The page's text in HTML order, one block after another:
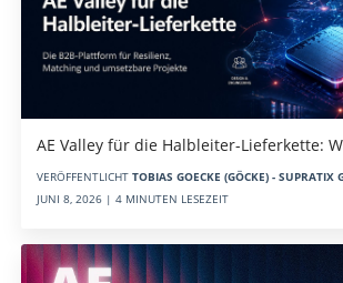
AE Valley für die Halbleiter-Lieferkette:
VERÖFFENTLICHT TOBIAS GOECKE (GÖCKE) - SUPRATIX
JUNI 8, 2026 | 4 MINUTEN LESEZEIT